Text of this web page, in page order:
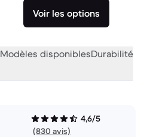
Voir les options
Modèles disponiblesDurabilité
4,6/5
(830 avis)